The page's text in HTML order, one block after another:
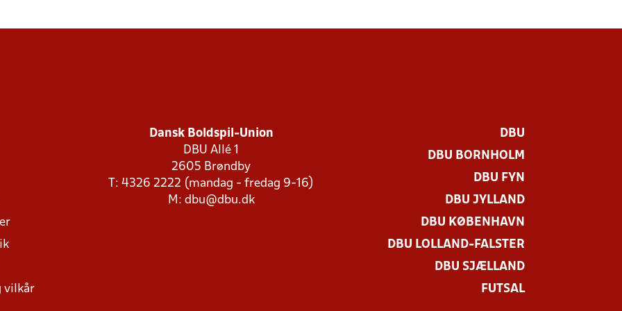
vilkår
Dansk Boldspil-Union
DBU Allé 1
2605 Brøndby
T: 4326 2222 (mandag - fredag 9-16)
M: dbu@dbu.dk
DBU
DBU BORNHOLM
DBU FYN
DBU JYLLAND
DBU KØBENHAVN
DBU LOLLAND-FALSTER
DBU SJÆLLAND
FUTSAL